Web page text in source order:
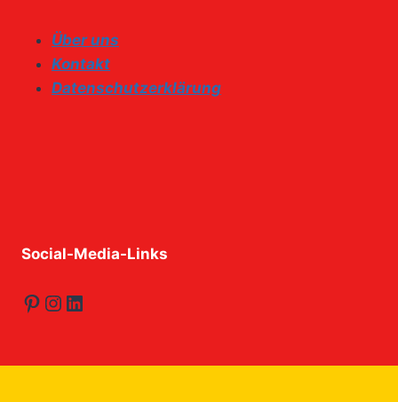
Über uns
Kontakt
Datenschutzerklärung
Social-Media-Links
Pinterest
Instagram
LinkedIn